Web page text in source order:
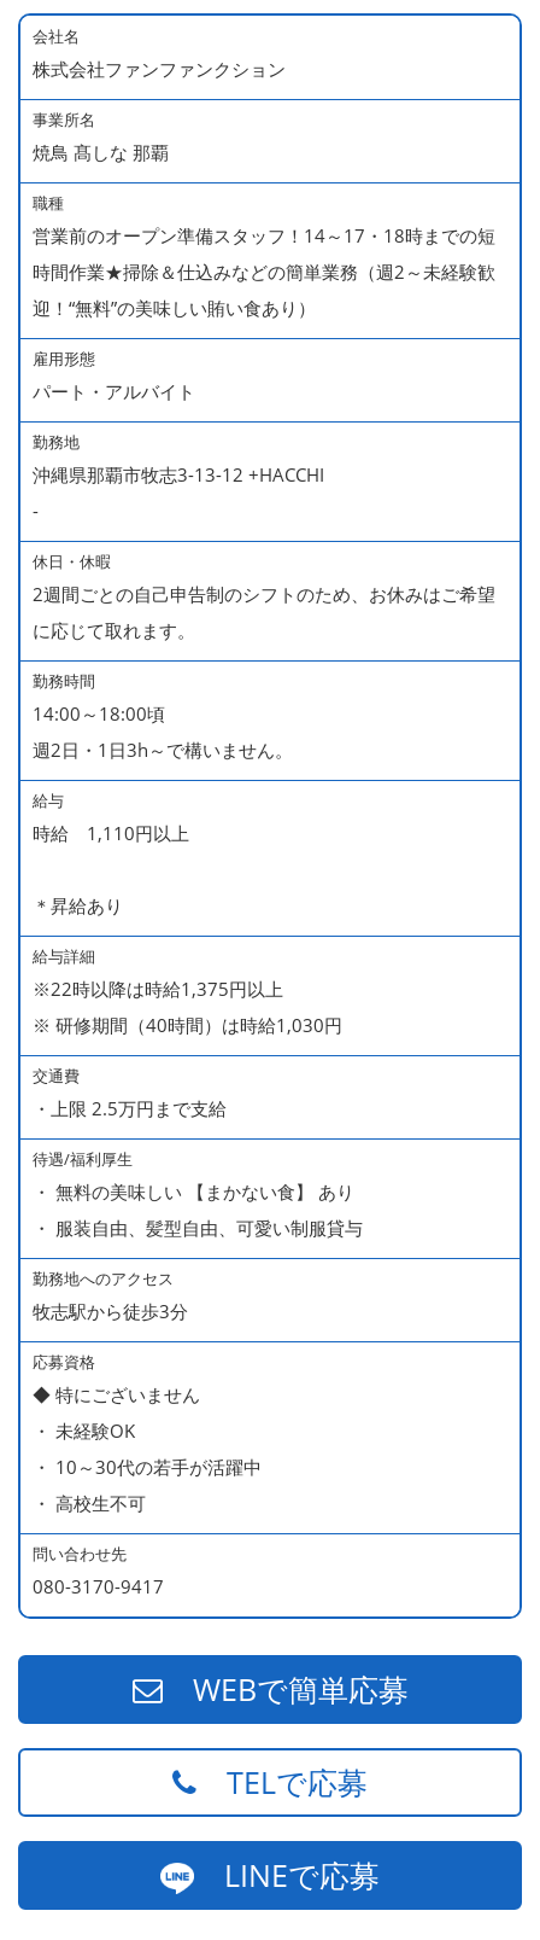
会社名
株式会社ファンファンクション
事業所名
焼鳥 髙しな 那覇
職種
営業前のオープン準備スタッフ！14～17・18時までの短
時間作業★掃除＆仕込みなどの簡単業務（週2～未経験歓
迎！“無料”の美味しい賄い食あり）
雇用形態
パート・アルバイト
勤務地
沖縄県那覇市牧志3-13-12 +HACCHI
-
休日・休暇
2週間ごとの自己申告制のシフトのため、お休みはご希望
に応じて取れます。
勤務時間
14:00～18:00頃
週2日・1日3h～で構いません。
給与
時給 1,110円以上
＊昇給あり
給与詳細
※22時以降は時給1,375円以上
※ 研修期間（40時間）は時給1,030円
交通費
・上限 2.5万円まで支給
待遇/福利厚生
・ 無料の美味しい 【まかない食】 あり
・ 服装自由、髪型自由、可愛い制服貸与
勤務地へのアクセス
牧志駅から徒歩3分
応募資格
◆ 特にございません
・ 未経験OK
・ 10～30代の若手が活躍中
・ 高校生不可
問い合わせ先
080-3170-9417
WEBで簡単応募
TELで応募
LINEで応募